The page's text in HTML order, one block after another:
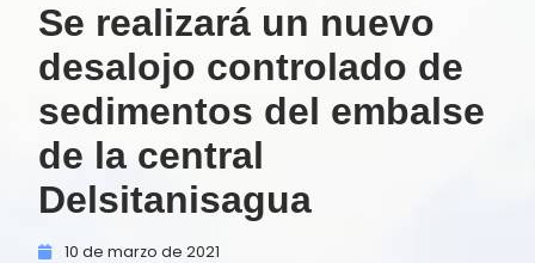
Se realizará un nuevo
desalojo controlado de
sedimentos del embalse
de la central
Delsitanisagua
10 de marzo de 2021